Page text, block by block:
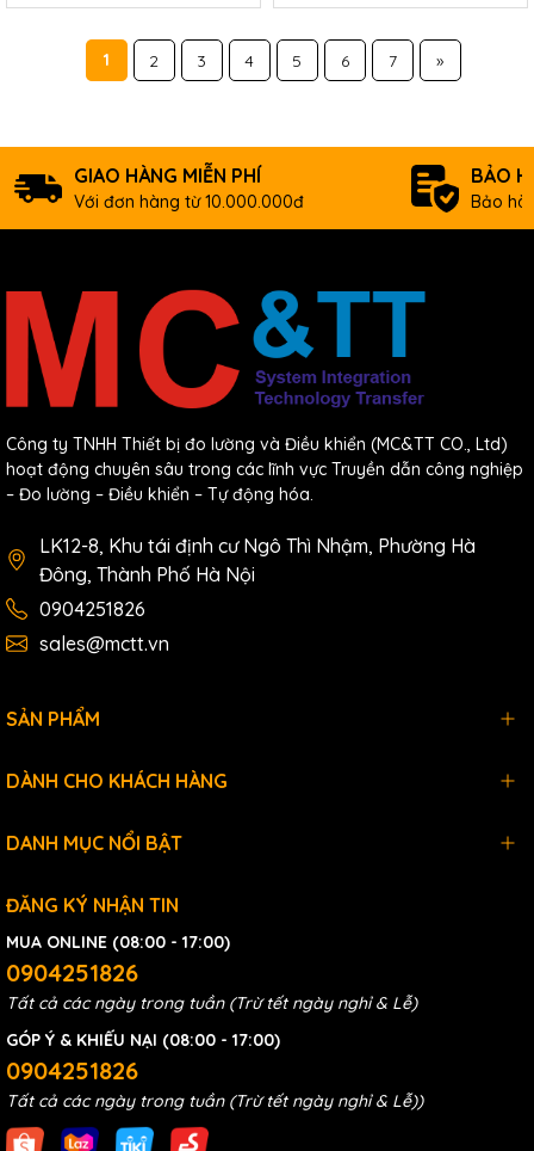
1 2 3 4 5 6 7 »
GIAO HÀNG MIỄN PHÍ
Với đơn hàng từ 10.000.000đ
BẢO
Bảo
Công ty TNHH Thiết bị đo lường và Điều khiển (MC&TT CO., Ltd)
hoạt động chuyên sâu trong các lĩnh vực Truyền dẫn công nghiệp
– Đo lường – Điều khiển – Tự động hóa.
LK12-8, Khu tái định cư Ngô Thì Nhậm, Phường Hà
Đông, Thành Phố Hà Nội
0904251826
sales@mctt.vn
SẢN PHẨM
DÀNH CHO KHÁCH HÀNG
DANH MỤC NỔI BẬT
ĐĂNG KÝ NHẬN TIN
MUA ONLINE (08:00 - 17:00)
0904251826
Tất cả các ngày trong tuần (Trừ tết ngày nghỉ & Lễ)
GÓP Ý & KHIẾU NẠI (08:00 - 17:00)
0904251826
Tất cả các ngày trong tuần (Trừ tết ngày nghỉ & Lễ))